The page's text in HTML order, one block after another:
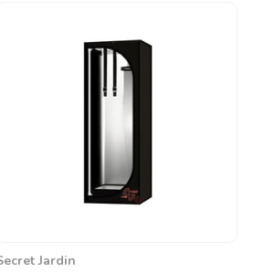
Jardin